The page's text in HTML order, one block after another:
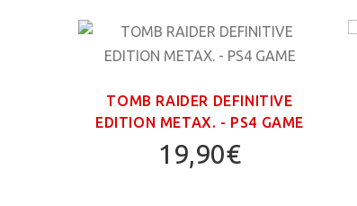
TOMB RAIDER DEFINITIVE
EDITION ΜΕΤΑΧ. - PS4 GAME
19,90€